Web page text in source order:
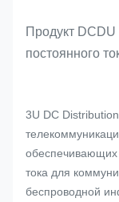
Продукт
постоянного
3U DC
обеспечивающих
тока для
беспроводной